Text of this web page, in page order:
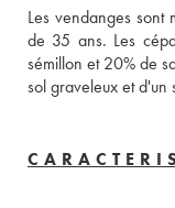
Les vendanges
de 35 ans. Les
sémillon et 20% de
sol graveleux et d'un